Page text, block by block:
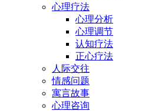
心理疗法
心理分析
心理调节
认知疗法
正心疗法
人际交往
情感问题
寓言故事
心理咨询